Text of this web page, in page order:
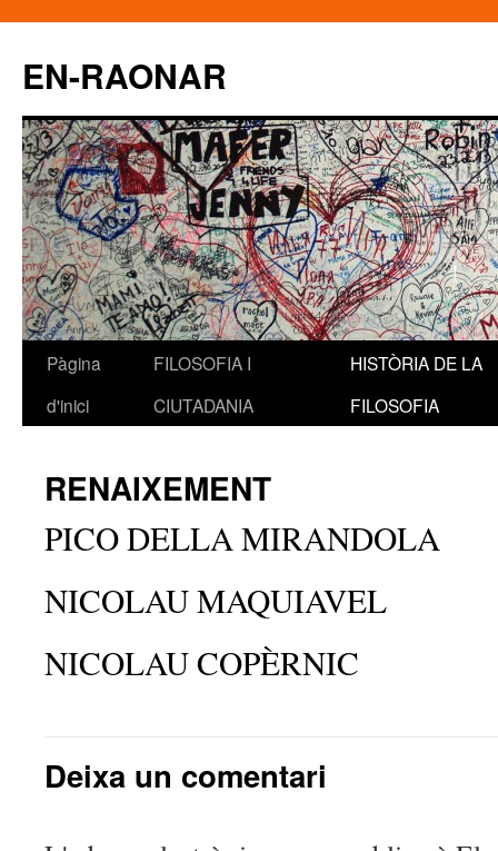
EN-RAONAR
Vés
Pàgina
d'inici
FILOSOFIA I
CIUTADANIA
HISTÒRIA DE LA
FILOSOFIA
RENAIXEMENT
PICO DELLA MIRANDOLA
NICOLAU MAQUIAVEL
NICOLAU COPÈRNIC
Deixa un comentari